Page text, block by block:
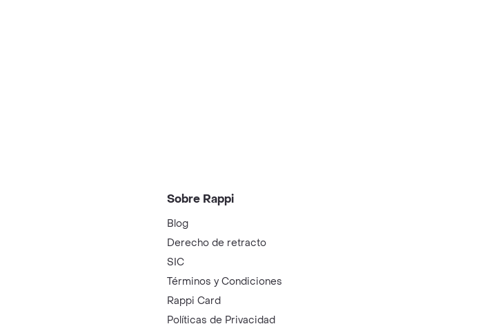
Sobre Rappi
Blog
Derecho de retracto
SIC
Términos y Condiciones
Rappi Card
Políticas de Privacidad